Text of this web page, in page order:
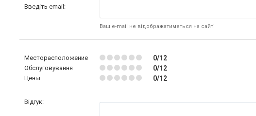
Введіть email:
Ваш e-mail не відображатиметься на сайті
Месторасположение 0/12
Обслуговування 0/12
Цены 0/12
Відгук: